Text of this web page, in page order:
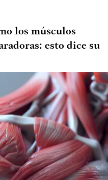
los músculos
esto dice su